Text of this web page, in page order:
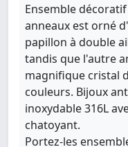
Ensemble
anneaux est orné
papillon à double
tandis que l'autre
magnifique cristal
couleurs. Bijoux
inoxydable 316L
chatoyant.
Portez-les